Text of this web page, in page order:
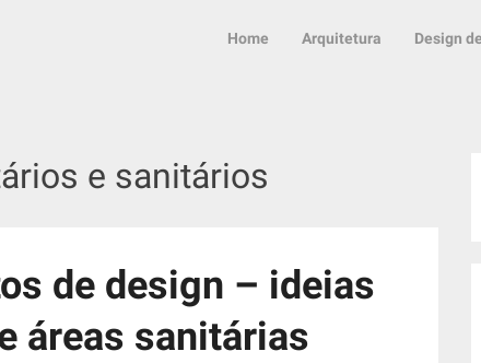
Home Arquitetura Design
e sanitários
de design – ideias
áreas sanitárias